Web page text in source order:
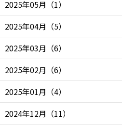
2025年05月 （1）
2025年04月 （5）
2025年03月 （6）
2025年02月 （6）
2025年01月 （4）
2024年12月 （11）